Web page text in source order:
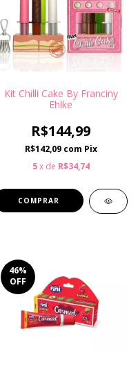
Kit Chilli Cake By Franciny
Ehlke
R$144,99
R$142,09 com Pix
5 x de R$34,74
46%
OFF